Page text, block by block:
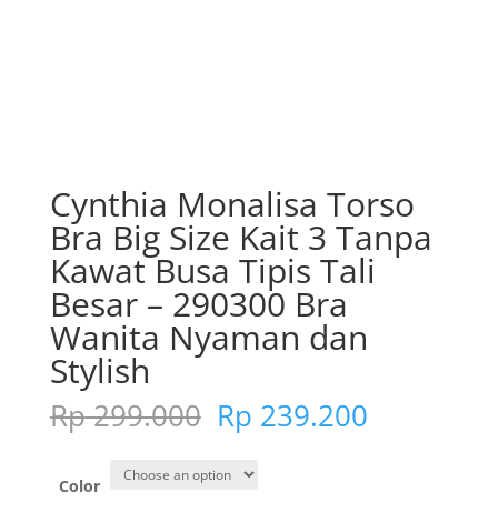
Cynthia Monalisa Torso
Bra Big Size Kait 3 Tanpa
Kawat Busa Tipis Tali
Besar – 290300 Bra
Wanita Nyaman dan
Stylish
Rp299.000 Original
price
was:
Rp 299.000.
Rp 239.200Current
Color